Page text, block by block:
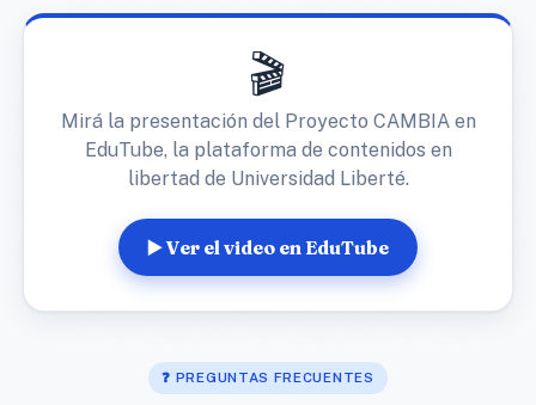
🎬
Mirá la presentación del Proyecto CAMBIA en
EduTube, la plataforma de contenidos en
libertad de Universidad Liberté.
▶️ Ver el video en EduTube
❓ PREGUNTAS FRECUENTES